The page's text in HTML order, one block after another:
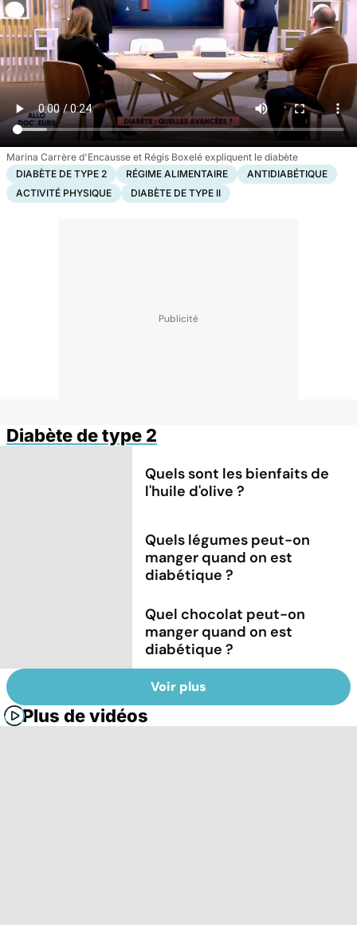
Marina Carrère d'Encausse et Régis Boxelé expliquent le diabète
DIABÈTE DE TYPE 2
RÉGIME ALIMENTAIRE
ANTIDIABÉTIQUE
ACTIVITÉ PHYSIQUE
DIABÈTE DE TYPE II
Diabète de type 2
Quels sont les bienfaits de
l'huile d'olive ?
Quels légumes peut-on
manger quand on est
diabétique ?
Quel chocolat peut-on
manger quand on est
diabétique ?
Voir plus
Plus de vidéos